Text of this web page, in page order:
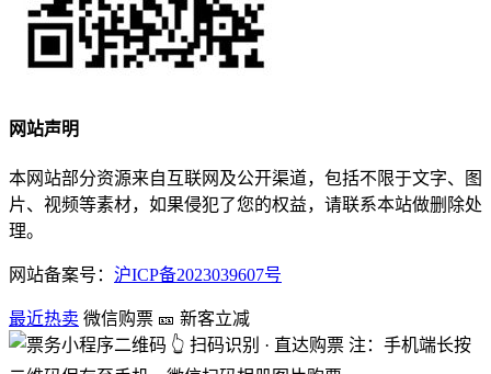
网站声明
本网站部分资源来自互联网及公开渠道，包括不限于文字、图
片、视频等素材，如果侵犯了您的权益，请联系本站做删除处
理。
网站备案号： 沪ICP备2023039607号
最近热卖 微信购票 🎫 新客立减
👆 扫码识别 · 直达购票 注：手机端长按